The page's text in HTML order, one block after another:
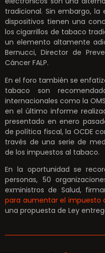
tradicional. Sin embargo,
dispositivos tienen una
los cigarrillos de tabaco
un elemento altamente
Bernucci, Director de
Cáncer FALP.
En el foro también se
tabaco son
internacionales como la
en el último informe
presentado en enero
de política fiscal, la OCDE
través de una serie de
de los impuestos al tabaco.
En la oportunidad se
personas, 50
exministros de Salud,
para aumentar el impuesto
una propuesta de Ley